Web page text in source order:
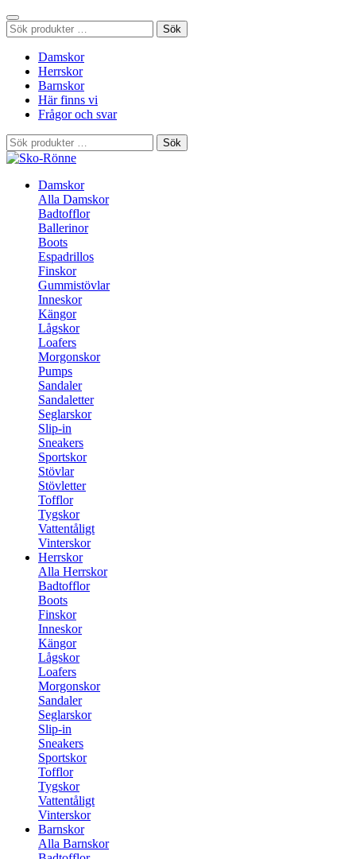
Sök
efter:
Sök
Damskor
Herrskor
Barnskor
Här finns vi
Frågor och svar
Sök
efter:
Sök
Damskor
Alla Damskor
Badtofflor
Ballerinor
Boots
Espadrillos
Finskor
Gummistövlar
Inneskor
Kängor
Lågskor
Loafers
Morgonskor
Pumps
Sandaler
Sandaletter
Seglarskor
Slip-in
Sneakers
Sportskor
Stövlar
Stövletter
Tofflor
Tygskor
Vattentåligt
Vinterskor
Herrskor
Alla Herrskor
Badtofflor
Boots
Finskor
Inneskor
Kängor
Lågskor
Loafers
Morgonskor
Sandaler
Seglarskor
Slip-in
Sneakers
Sportskor
Tofflor
Tygskor
Vattentåligt
Vinterskor
Barnskor
Alla Barnskor